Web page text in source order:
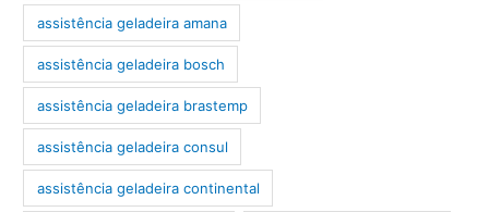
assistência geladeira amana
assistência geladeira bosch
assistência geladeira brastemp
assistência geladeira consul
assistência geladeira continental